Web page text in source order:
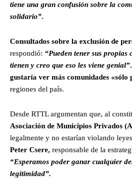
tiene una gran confusión sobre la
solidario”.
Consultados sobre la exclusión de
respondió: “Pueden tener sus propias
tienen y creo que eso les viene genial”.
gustaría ver más comunidades «sólo
regiones del país.
Desde RTTL argumentan que, al
Asociación de Municipios Privados
legalmente y no estarían violando
Peter Csere, responsable de la
“Esperamos poder ganar cualquier
legitimidad”.